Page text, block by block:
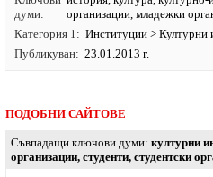
думи
организации, младежки
Категория 1
Институции > Културни
Публикуван
23.01.2013 г.
ПОДОБНИ САЙТОВЕ
Съвпадащи ключови думи културни
организации, студенти, студентски